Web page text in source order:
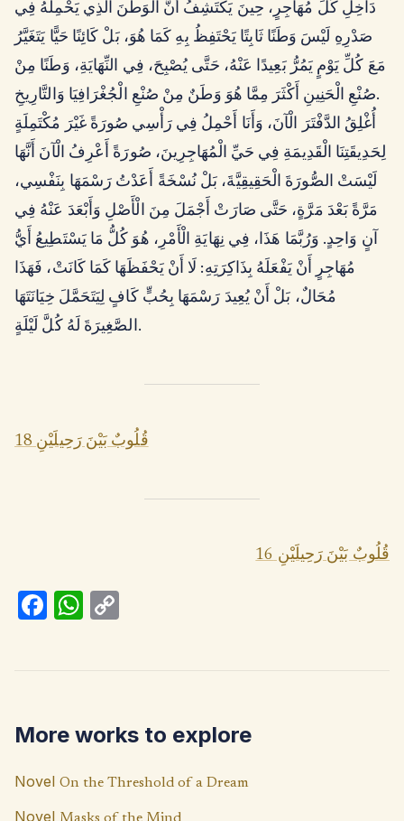
دَاخِلِ كُلِّ مُهَاجِرٍ، حِينَ يَكْتَشِفُ أَنَّ الْوَطَنَ الَّذِي يَحْمِلُهُ فِي
صَدْرِهِ لَيْسَ وَطَنًا ثَابِتًا يَحْتَفِظُ بِهِ كَمَا هُوَ، بَلْ كَائِنًا حَيًّا يَتَغَيَّرُ
مَعَ كُلِّ يَوْمٍ يَمُرُّ بَعِيدًا عَنْهُ، حَتَّى يُصْبِحَ، فِي النِّهَايَةِ، وَطَنًا مِنْ
صُنْعِ الْحَنِينِ أَكْثَرَ مِمَّا هُوَ وَطَنٌ مِنْ صُنْعِ الْجُغْرَافِيَا وَالتَّارِيخِ.
أُغْلِقُ الدَّفْتَرَ الْآنَ، وَأَنَا أَحْمِلُ فِي رَأْسِي صُورَةً غَيْرَ مُكْتَمِلَةٍ
لِحَدِيقَتِنَا الْقَدِيمَةِ فِي حَيِّ الْمُهَاجِرِينَ، صُورَةً أَعْرِفُ الْآنَ أَنَّهَا
لَيْسَتْ الصُّورَةَ الْحَقِيقِيَّةَ، بَلْ نُسْخَةً أَعَدْتُ رَسْمَهَا بِنَفْسِي،
مَرَّةً بَعْدَ مَرَّةٍ، حَتَّى صَارَتْ أَجْمَلَ مِنَ الْأَصْلِ وَأَبْعَدَ عَنْهُ فِي
آنٍ وَاحِدٍ. وَرُبَّمَا هَذَا، فِي نِهَايَةِ الْأَمْرِ، هُوَ كُلُّ مَا يَسْتَطِيعُ أَيُّ
مُهَاجِرٍ أَنْ يَفْعَلَهُ بِذَاكِرَتِهِ: لَا أَنْ يَحْفَظَهَا كَمَا كَانَتْ، فَهَذَا
مُحَالٌ، بَلْ أَنْ يُعِيدَ رَسْمَهَا بِحُبٍّ كَافٍ لِيَتَحَمَّلَ خِيَانَتَهَا
الصَّغِيرَةَ لَهُ كُلَّ لَيْلَةٍ.
قُلُوبٌ بَيْنَ رَحِيلَيْنِ 18
قُلُوبٌ بَيْنَ رَحِيلَيْنِ 16
Fa
k
W
p
p
Li
n
k
More works to explore
Novel On the Threshold of a Dream
Novel Masks of the Mind